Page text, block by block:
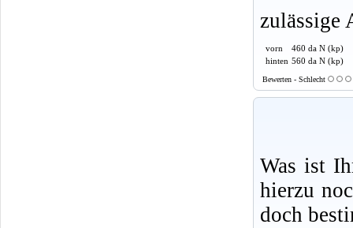
zulässige
vorn
460 da N (kp)
hinten 560 da N (kp)
Bewerten - Schlecht
Was ist
hierzu
doch